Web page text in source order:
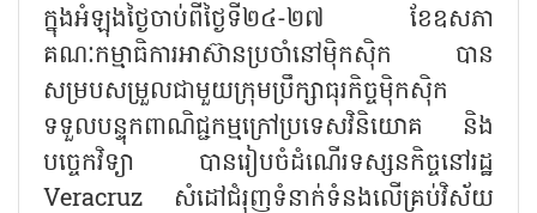
ក្នុងអំឡុងថ្ងៃចាប់ពីថ្ងៃទី២៤-២៧ ខែឧសភា
គណៈកម្មាធិការអាស៊ានប្រចាំនៅម៉ិកស៊ិក បាន
សម្របសម្រួលជាមួយក្រុមប្រឹក្សាធុរកិច្ចម៉ិកស៊ិក
ទទួលបន្ទុកពាណិជ្ជកម្មក្រៅប្រទេសវិនិយោគ និង
បច្ចេកវិទ្យា បានរៀបចំដំណើរទស្សនកិច្ចនៅរដ្ឋ
Veracruz សំដៅជំរុញទំនាក់ទំនងលើគ្រប់វិស័យ